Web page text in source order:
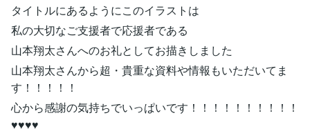
タイトルにあるようにこのイラストは
私の大切なご支援者で応援者である
山本翔太さんへのお礼としてお描きしました
山本翔太さんから超・貴重な資料や情報もいただいてま
す！！！！！
心から感謝の気持ちでいっぱいです！！！！！！！！！！
♥♥♥♥